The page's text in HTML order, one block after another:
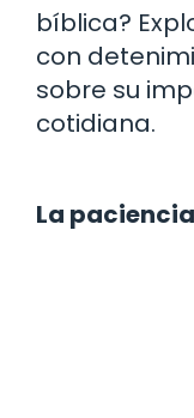
bíblica?
con
sobre su
cotidiana.
La